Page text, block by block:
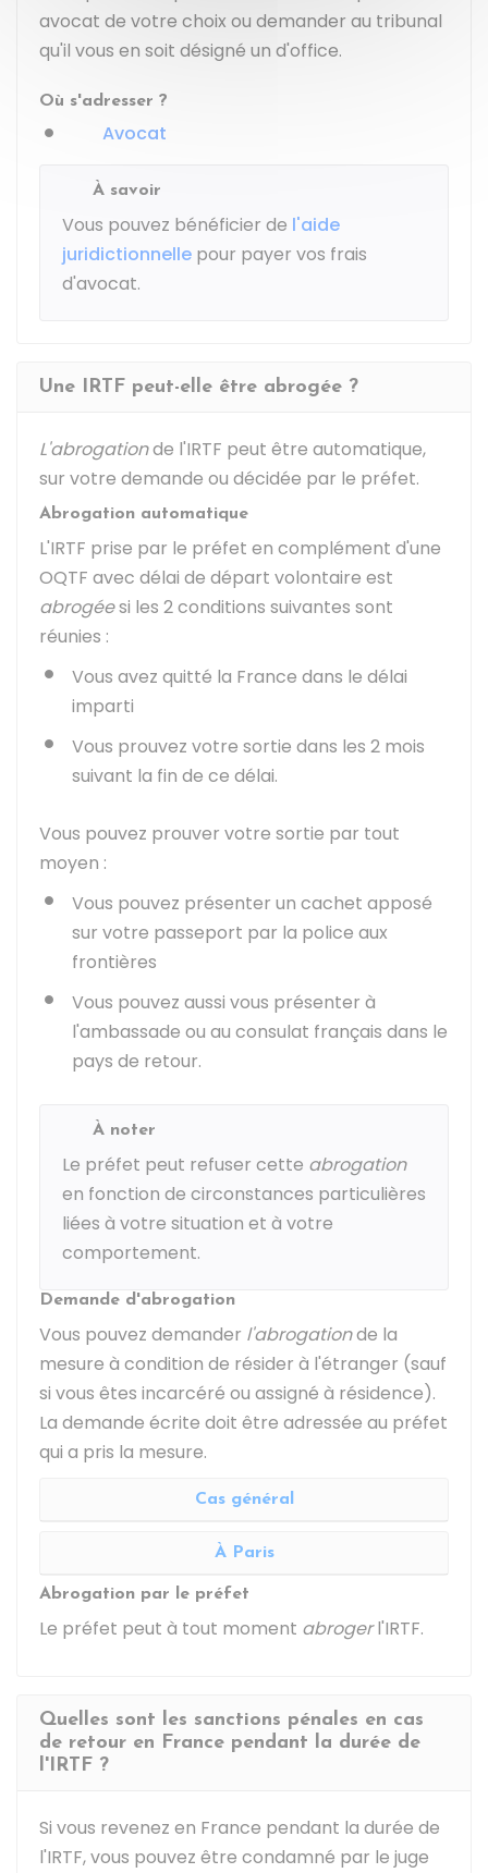
avocat de votre choix ou demander au tribunal
qu'il vous en soit désigné un d'office.
Où s'adresser ?
Avocat
À savoir
Vous pouvez bénéficier de l'aide
juridictionnelle pour payer vos frais
d'avocat.
Une IRTF peut-elle être abrogée ?
L'abrogationde l'IRTF peut être automatique,
sur votre demande ou décidée par le préfet.
Abrogation automatique
L'IRTF prise par le préfet en complément d'une
OQTF avec délai de départ volontaire est
abrogéesi les 2 conditions suivantes sont
réunies :
Vous avez quitté la France dans le délai
imparti
Vous prouvez votre sortie dans les 2 mois
suivant la fin de ce délai.
Vous pouvez prouver votre sortie par tout
moyen :
Vous pouvez présenter un cachet apposé
sur votre passeport par la police aux
frontières
Vous pouvez aussi vous présenter à
l'ambassade ou au consulat français dans le
pays de retour.
À noter
Le préfet peut refuser cette abrogation
en fonction de circonstances particulières
liées à votre situation et à votre
comportement.
Demande d'abrogation
Vous pouvez demander l'abrogationde la
mesure à condition de résider à l'étranger (sauf
si vous êtes incarcéré ou assigné à résidence).
La demande écrite doit être adressée au préfet
qui a pris la mesure.
Cas général
À Paris
Abrogation par le préfet
Le préfet peut à tout moment abrogerl'IRTF.
Quelles sont les sanctions pénales en cas
de retour en France pendant la durée de
l'IRTF ?
Si vous revenez en France pendant la durée de
l'IRTF, vous pouvez être condamné par le juge